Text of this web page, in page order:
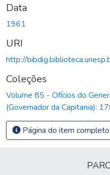
Data
1961
URI
http://
Coleções
Volume 85 - Ofícios do
(Governador da Capitania):
Página do item completo